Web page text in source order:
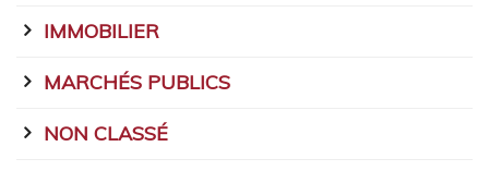
IMMOBILIER
MARCHÉS PUBLICS
NON CLASSÉ